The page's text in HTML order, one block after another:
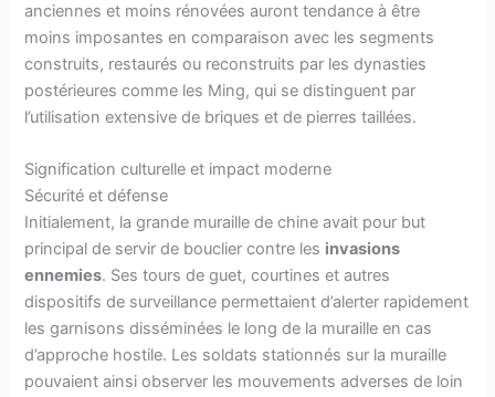
anciennes et moins rénovées auront tendance à être
moins imposantes en comparaison avec les segments
construits, restaurés ou reconstruits par les dynasties
postérieures comme les Ming, qui se distinguent par
l’utilisation extensive de briques et de pierres taillées.
Signification culturelle et impact moderne
Sécurité et défense
Initialement, la grande muraille de chine avait pour but
principal de servir de bouclier contre les invasions
ennemies. Ses tours de guet, courtines et autres
dispositifs de surveillance permettaient d’alerter rapidement
les garnisons disséminées le long de la muraille en cas
d’approche hostile. Les soldats stationnés sur la muraille
pouvaient ainsi observer les mouvements adverses de loin